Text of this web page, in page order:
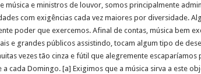
música e ministros de louvor, somos principalmente
com exigências cada vez maiores por diversidade.
poder que exercemos. Afinal de contas, música bem
e grandes públicos assistindo, tocam algum tipo de
vezes tão cinza e fútil que alegremente
cada Domingo. [a] Exigimos que a música sirva a este